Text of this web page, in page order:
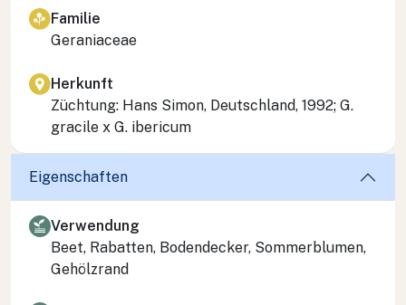
Familie
Geraniaceae
Herkunft
Züchtung: Hans Simon, Deutschland, 1992; G.
gracile x G. ibericum
Eigenschaften
Verwendung
Beet, Rabatten, Bodendecker, Sommerblumen,
Gehölzrand